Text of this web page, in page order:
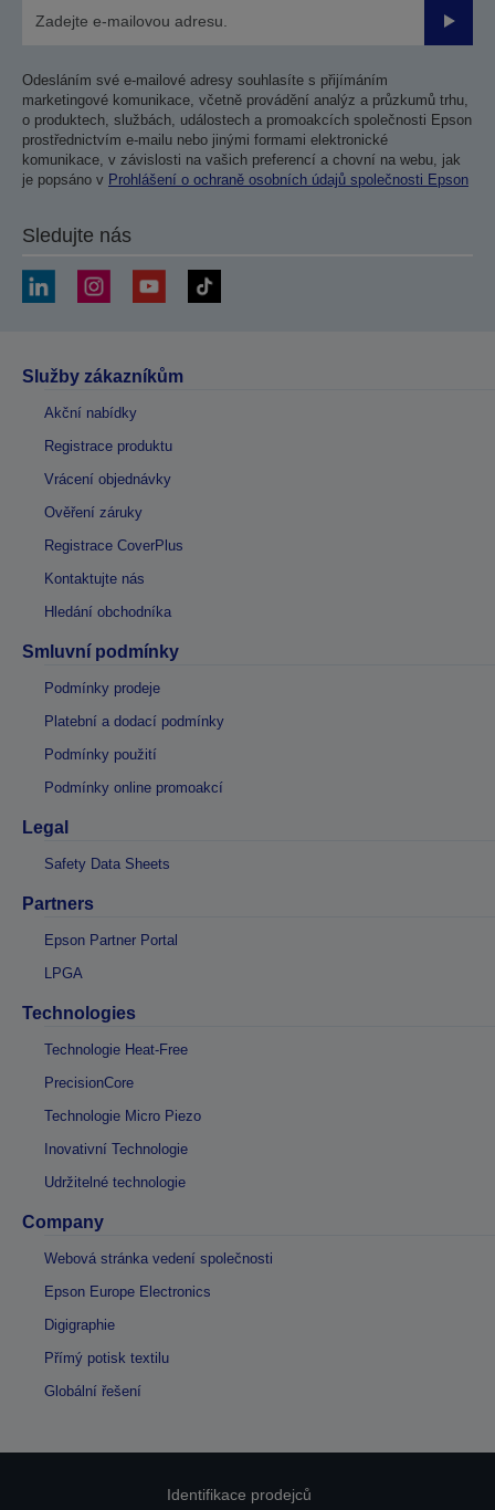
Odesláním své e-mailové adresy souhlasíte s přijímáním
marketingové komunikace, včetně provádění analýz a průzkumů trhu,
o produktech, službách, událostech a promoakcích společnosti Epson
prostřednictvím e-mailu nebo jinými formami elektronické
komunikace, v závislosti na vašich preferencí a chovní na webu, jak
je popsáno v Prohlášení o ochraně osobních údajů společnosti Epson
Sledujte nás
Služby zákazníkům
Akční nabídky
Registrace produktu
Vrácení objednávky
Ověření záruky
Registrace CoverPlus
Kontaktujte nás
Hledání obchodníka
Smluvní podmínky
Podmínky prodeje
Platební a dodací podmínky
Podmínky použití
Podmínky online promoakcí
Legal
Safety Data Sheets
Partners
Epson Partner Portal
LPGA
Technologies
Technologie Heat-Free
PrecisionCore
Technologie Micro Piezo
Inovativní Technologie
Udržitelné technologie
Company
Webová stránka vedení společnosti
Epson Europe Electronics
Digigraphie
Přímý potisk textilu
Globální řešení
Identifikace prodejců